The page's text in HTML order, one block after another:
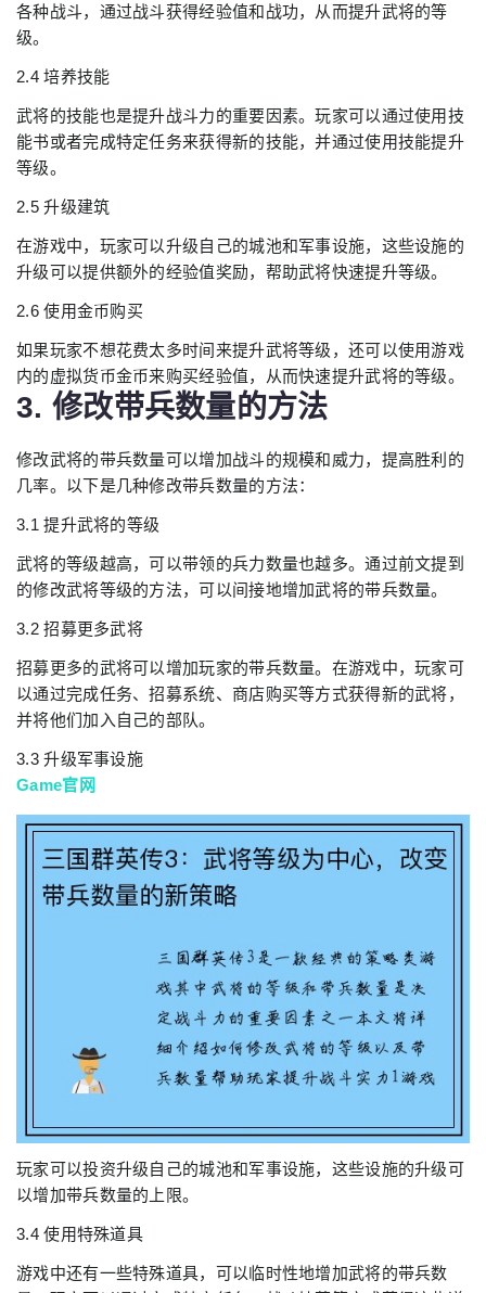
各种战斗，通过战斗获得经验值和战功，从而提升武将的等
级。
2.4 培养技能
武将的技能也是提升战斗力的重要因素。玩家可以通过使用技
能书或者完成特定任务来获得新的技能，并通过使用技能提升
等级。
2.5 升级建筑
在游戏中，玩家可以升级自己的城池和军事设施，这些设施的
升级可以提供额外的经验值奖励，帮助武将快速提升等级。
2.6 使用金币购买
如果玩家不想花费太多时间来提升武将等级，还可以使用游戏
内的虚拟货币金币来购买经验值，从而快速提升武将的等级。
3. 修改带兵数量的方法
修改武将的带兵数量可以增加战斗的规模和威力，提高胜利的
几率。以下是几种修改带兵数量的方法：
3.1 提升武将的等级
武将的等级越高，可以带领的兵力数量也越多。通过前文提到
的修改武将等级的方法，可以间接地增加武将的带兵数量。
3.2 招募更多武将
招募更多的武将可以增加玩家的带兵数量。在游戏中，玩家可
以通过完成任务、招募系统、商店购买等方式获得新的武将，
并将他们加入自己的部队。
3.3 升级军事设施
Game官网
玩家可以投资升级自己的城池和军事设施，这些设施的升级可
以增加带兵数量的上限。
3.4 使用特殊道具
游戏中还有一些特殊道具，可以临时性地增加武将的带兵数